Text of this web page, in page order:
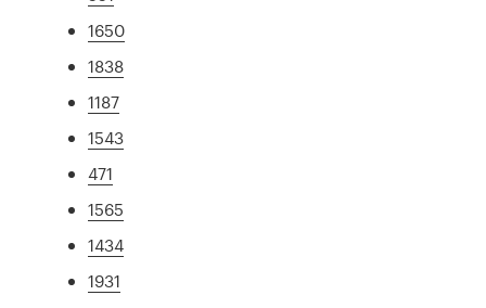
1650
1838
1187
1543
471
1565
1434
1931